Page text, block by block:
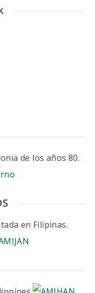
de los años 80.
en Filipinas.